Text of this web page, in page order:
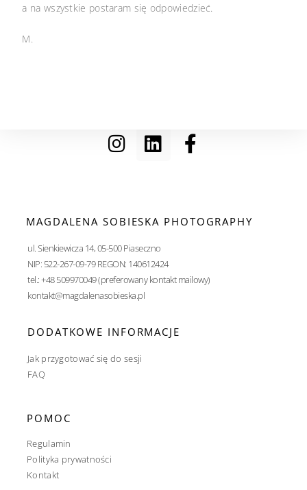
a na wszystkie postaram się odpowiedzieć.
M.
MAGDALENA SOBIESKA PHOTOGRAPHY
ul. Sienkiewicza 14, 05-500 Piaseczno
NIP: 522-267-09-79 REGON: 140612424
tel.: +48 509970049 (preferowany kontakt mailowy)
kontakt@magdalenasobieska.pl
DODATKOWE INFORMACJE
Jak przygotować się do sesji
FAQ
POMOC
Regulamin
Polityka prywatności
Kontakt